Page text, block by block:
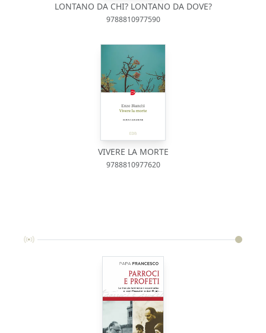
LONTANO DA CHI? LONTANO DA DOVE?
9788810977590
VIVERE LA MORTE
9788810977620